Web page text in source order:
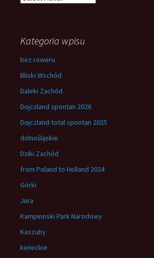
Kategoria wpisu
bez roweru
Bliski Wschód
Daleki Zachód
Dojczland spontan 2026
Dojczland total spontan 2025
dolnośląskie
Dziki Zachód
from Poland to Holland 2024
Górki
Jura
Kampinoski Park Narodowy
Kaszuby
kieleckie